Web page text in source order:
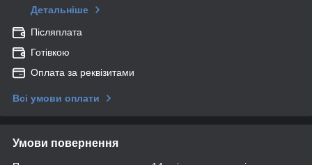
Детальніше
Післяплата
Готівкою
Оплата за реквізитами
Всі умови оплати
Умови повернення